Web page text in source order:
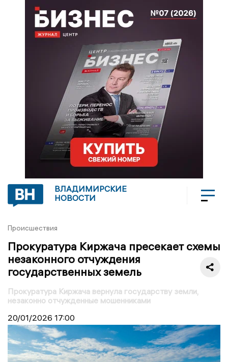
ВЛАДИМИРСКИЕ
НОВОСТИ
Происшествия
Прокуратура Киржача пресекает схемы
незаконного отчуждения
государственных земель
Прокуратура Киржача вернула государству земли,
незаконно отчужденные мошенниками
20/01/2026 17:00